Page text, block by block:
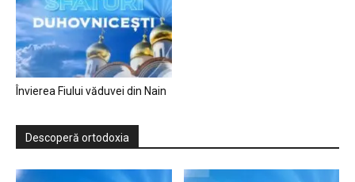
Învierea Fiului văduvei din Nain
Descoperă ortodoxia